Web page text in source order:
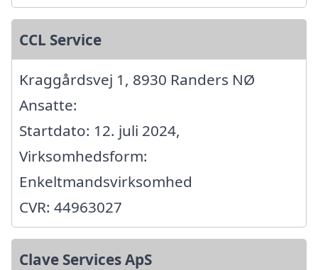
CCL Service
Kraggårdsvej 1, 8930 Randers NØ
Ansatte:
Startdato: 12. juli 2024,
Virksomhedsform:
Enkeltmandsvirksomhed
CVR: 44963027
Clave Services ApS